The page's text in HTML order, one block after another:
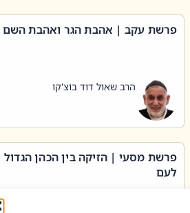
פרשת עקב | אהבת הגר ואהבת השם
הרב שאול דוד בוצ'קו
פרשת מסעי | הזיקה בין הכהן הגדול
לעם